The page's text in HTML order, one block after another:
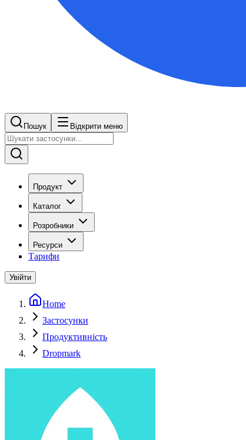
Пошук Відкрити меню
Продукт
Каталог
Розробники
Ресурси
Тарифи
Увійти
Home
Застосунки
Продуктивність
Dropmark